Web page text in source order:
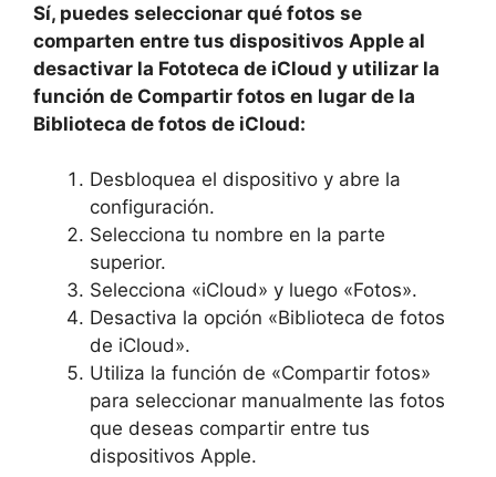
Sí, puedes seleccionar qué fotos se
comparten entre tus dispositivos‌ Apple al
desactivar la Fototeca de iCloud y utilizar la
⁣función ‍de Compartir fotos en lugar de la
Biblioteca de fotos de iCloud:
Desbloquea el dispositivo y abre ​la
configuración.
Selecciona ‌tu nombre en la ⁤parte
superior.
Selecciona «iCloud» y luego «Fotos».
Desactiva la opción «Biblioteca de fotos
de iCloud».
Utiliza⁤ la​ función de «Compartir ⁤fotos»
para seleccionar manualmente ‌las fotos⁣
que deseas compartir entre tus
dispositivos Apple.